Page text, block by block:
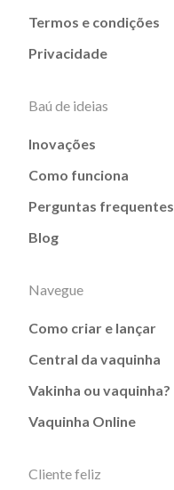
Termos e condições
Privacidade
Baú de ideias
Inovações
Como funciona
Perguntas frequentes
Blog
Navegue
Como criar e lançar
Central da vaquinha
Vakinha ou vaquinha?
Vaquinha Online
Cliente feliz